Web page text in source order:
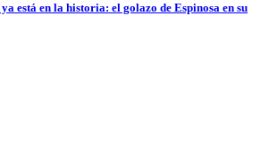
está en la historia: el golazo de Espinosa en su